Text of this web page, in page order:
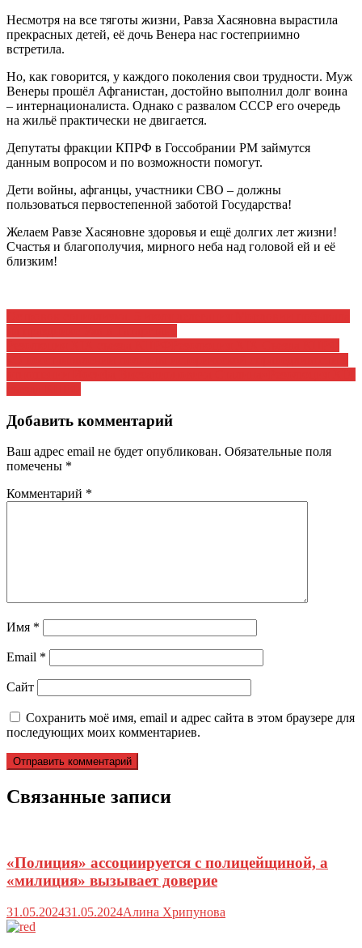
Несмотря на все тяготы жизни, Равза Хасяновна вырастила
прекрасных детей, её дочь Венера нас гостеприимно
встретила.
Но, как говорится, у каждого поколения свои трудности. Муж
Венеры прошёл Афганистан, достойно выполнил долг воина
– интернационалиста. Однако с развалом СССР его очередь
на жильё практически не двигается.
Депутаты фракции КПРФ в Госсобрании РМ займутся
данным вопросом и по возможности помогут.
Дети войны, афганцы, участники СВО – должны
пользоваться первостепенной заботой Государства!
Желаем Равзе Хасяновне здоровья и ещё долгих лет жизни!
Счастья и благополучия, мирного неба над головой ей и её
близким!
Навигация
по
записям
Добавить комментарий
Ваш адрес email не будет опубликован. Обязательные поля
помечены *
Комментарий *
Имя *
Email *
Сайт
Сохранить моё имя, email и адрес сайта в этом браузере для
последующих моих комментариев.
Связанные записи
«Полиция» ассоциируется с полицейщиной, а
«милиция» вызывает доверие
31.05.202431.05.2024Алина Хрипунова